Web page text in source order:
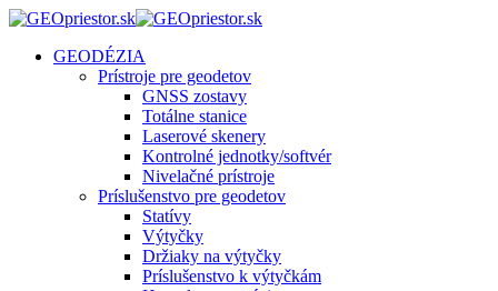
GEODÉZIA
Prístroje pre geodetov
GNSS zostavy
Totálne stanice
Laserové skenery
Kontrolné jednotky/softvér
Nivelačné prístroje
Príslušenstvo pre geodetov
Statívy
Výtyčky
Držiaky na výtyčky
Príslušenstvo k výtyčkám